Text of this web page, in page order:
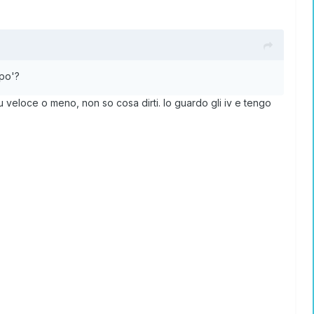
veloce o meno, non so cosa dirti. Io guardo gli iv e tengo